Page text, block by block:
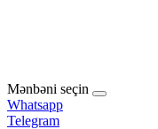
Mənbəni seçin
Whatsapp
Telegram